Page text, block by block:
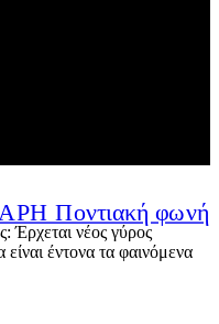
Έρχεται νέος γύρος
έντονα τα φαινόμενα